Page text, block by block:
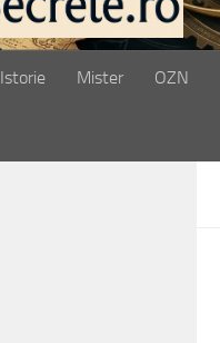
Istorie Mister OZN